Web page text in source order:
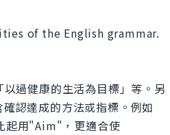
of the English grammar.
過健康的生活為目標」等。另
認達成的方法或指標。例如
起用"Aim"，更適合使